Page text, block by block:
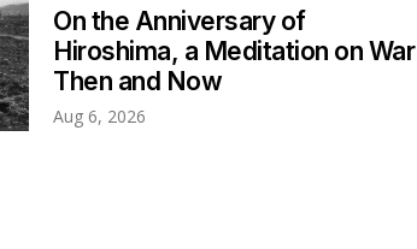
On the Anniversary of
Hiroshima, a Meditation on War
Then and Now
Aug 6, 2026